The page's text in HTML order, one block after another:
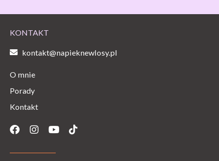
KONTAKT
kontakt@napieknewlosy.pl
O mnie
Porady
Kontakt
Facebook
Instagram
YoutubeTiktok